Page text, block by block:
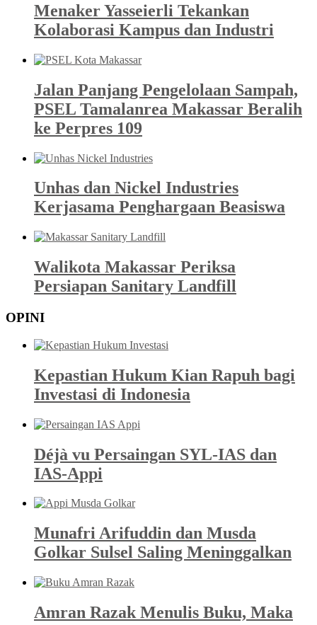
Menaker Yasseierli Tekankan
Kolaborasi Kampus dan Industri
Jalan Panjang Pengelolaan Sampah,
PSEL Tamalanrea Makassar Beralih
ke Perpres 109
Unhas dan Nickel Industries
Kerjasama Penghargaan Beasiswa
Walikota Makassar Periksa
Persiapan Sanitary Landfill
OPINI
Kepastian Hukum Kian Rapuh bagi
Investasi di Indonesia
Déjà vu Persaingan SYL-IAS dan
IAS-Appi
Munafri Arifuddin dan Musda
Golkar Sulsel Saling Meninggalkan
Amran Razak Menulis Buku, Maka